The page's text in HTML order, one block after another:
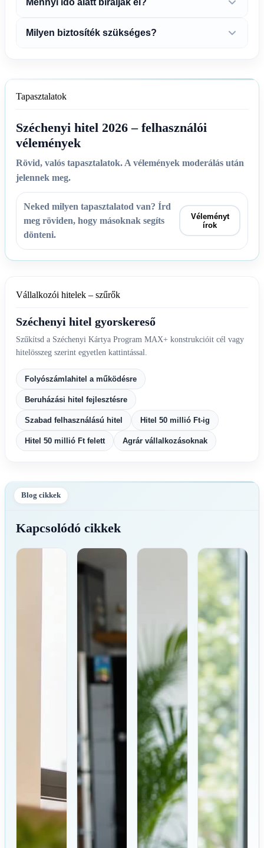
Mennyi idő alatt bírálják el?
Milyen biztosíték szükséges?
Tapasztalatok
Széchenyi hitel 2026 – felhasználói
vélemények
Rövid, valós tapasztalatok. A vélemények moderálás után
jelennek meg.
Neked milyen tapasztalatod van? Írd
meg röviden, hogy másoknak segíts
dönteni.
Véleményt
írok
Vállalkozói hitelek – szűrők
Széchenyi hitel gyorskereső
Szűkítsd a Széchenyi Kártya Program MAX+ konstrukcióit cél vagy
hitelösszeg szerint egyetlen kattintással.
Folyószámlahitel a működésre
Beruházási hitel fejlesztésre
Szabad felhasználású hitel Hitel 50 millió Ft-ig
Hitel 50 millió Ft felett Agrár vállalkozásoknak
Blog cikkek
Kapcsolódó cikkek